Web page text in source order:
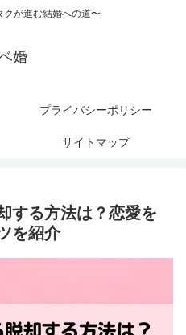
が進む結婚への道〜
婚
プライバシーポリシー
サイトマップ
する方法は？恋愛を
を紹介